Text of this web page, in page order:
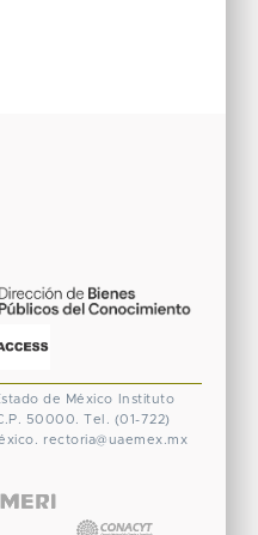
de México
Instituto
50000. Tel. (01-722)
rectoria@uaemex.mx